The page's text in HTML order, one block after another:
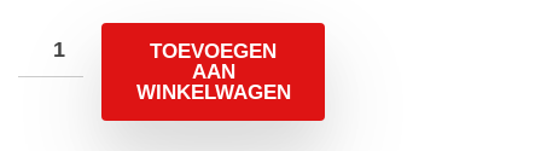
TOEVOEGEN
AAN
WINKELWAGEN